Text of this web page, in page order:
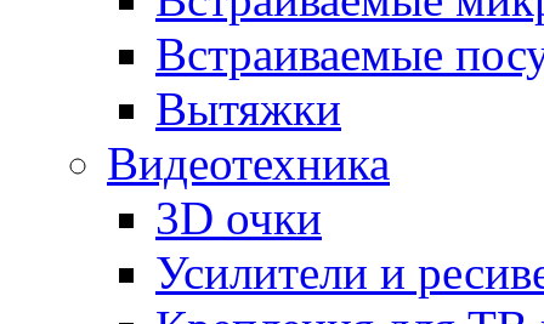
Встраиваемые
Вытяжки
Видеотехника
3D очки
Усилители и